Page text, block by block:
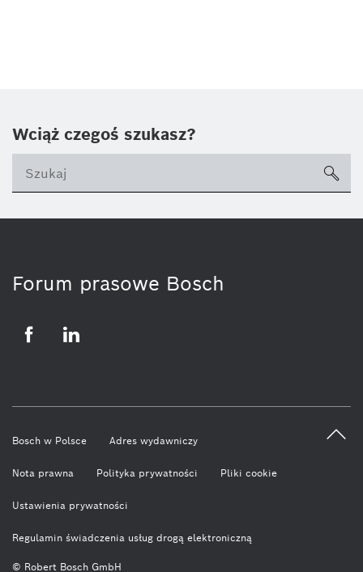
Wciąż czegoś szukasz?
Forum prasowe Bosch
© Robert Bosch GmbH
Bosch w Polsce Adres wydawniczy
Nota prawna Polityka prywatności Pliki cookie
Ustawienia prywatności
Regulamin świadczenia usług drogą elektroniczną